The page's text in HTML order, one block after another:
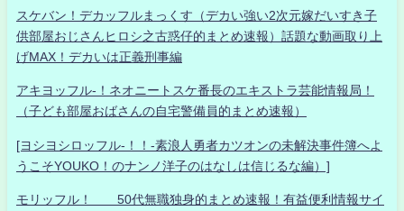
スケバン！デカッフルまっくす（デカい強い2次元嫁だいすき子
供部屋おじさんヒロシ之古惑仔的まとめ速報）話題な動画取り上
げMAX！デカいは正義刑事編
アキヨッフル-！ネオニートスケ番長のエキストラ芸能情報局！
（子ども部屋おばさんの自宅警備員的まとめ速報）
[ヨシヨシロッフル-！！-素浪人勇者カツオンの未解決事件簿へよ
うこそYOUKO！のナンノ洋子のはなしは信じるな編）]
モリッフル！ 50代無職独身的まとめ速報！有益便利情報サイ